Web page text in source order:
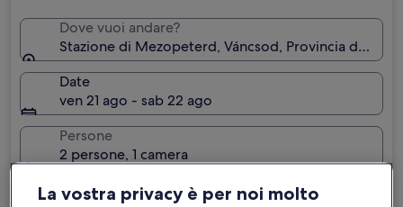
Dove vuoi andare?
Stazione di Mezopeterd, Váncsod, Provincia di
Date
ven 21 ago - sab 22 ago
Persone
2 persone, 1 camera
Sono in viaggio per lavoro
La vostra privacy è per noi molto